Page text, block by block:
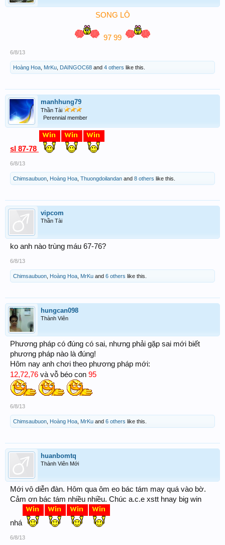
SONG LÔ
97 99
6/8/13
Hoàng Hoa MrKu DAINGOC68 and 4 others like this.
manhhung79
Thần Tài
Perennial member
sl 87-78
6/8/13
Chimsaubuon Hoàng Hoa Thuongdoilandan and 8 others like this.
vipcom
Thần Tài
ko anh nào trùng máu 67-76?
6/8/13
Chimsaubuon Hoàng Hoa MrKu and 6 others like this.
hungcan098
Thành Viên
Phương pháp có đúng có sai, nhưng phải gặp sai mới biết
phương pháp nào là đúng!
Hôm nay anh chơi theo phương pháp mới:
12,72,76 và vỗ béo con 95
6/8/13
Chimsaubuon Hoàng Hoa MrKu and 6 others like this.
huanbomtq
Thành Viên Mới
Mới vô diễn đàn. Hôm qua ôm eo bác tám may quá vào bờ.
Cảm ơn bác tám nhiều nhiều. Chúc a.c.e xstt hnay big win
nhá
6/8/13